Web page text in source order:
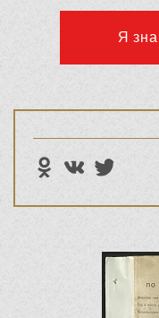
Я